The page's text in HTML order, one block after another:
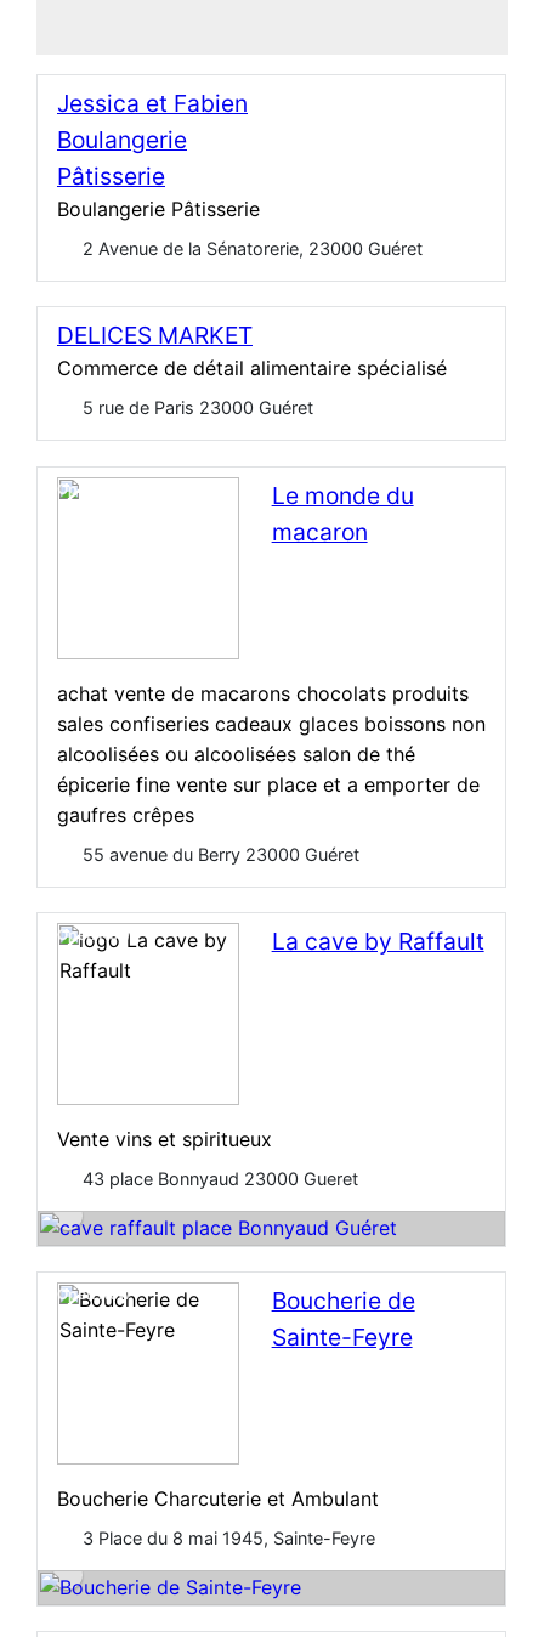
Jessica et Fabien
Boulangerie
Pâtisserie
Boulangerie Pâtisserie
2 Avenue de la Sénatorerie, 23000 Guéret
DELICES MARKET
Commerce de détail alimentaire spécialisé
5 rue de Paris 23000 Guéret
Le monde du
macaron
achat vente de macarons chocolats produits
sales confiseries cadeaux glaces boissons non
alcoolisées ou alcoolisées salon de thé
épicerie fine vente sur place et a emporter de
gaufres crêpes
55 avenue du Berry 23000 Guéret
Open Now
La cave by Raffault
Vente vins et spiritueux
43 place Bonnyaud 23000 Gueret
Open Now
Boucherie de
Sainte-Feyre
Boucherie Charcuterie et Ambulant
3 Place du 8 mai 1945, Sainte-Feyre
Open Now